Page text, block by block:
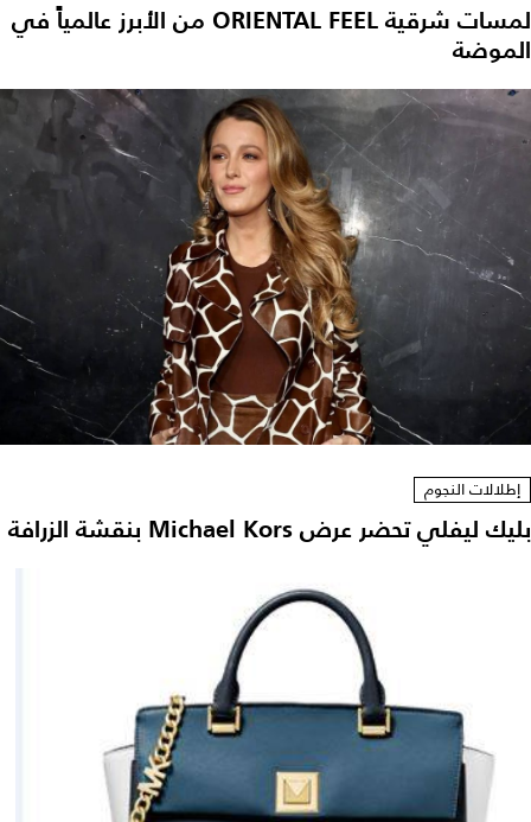
لمسات شرقية ORIENTAL FEEL من الأبرز عالمياً في
الموضة
إطلالات النجوم
بليك ليفلي تحضر عرض Michael Kors بنقشة الزرافة